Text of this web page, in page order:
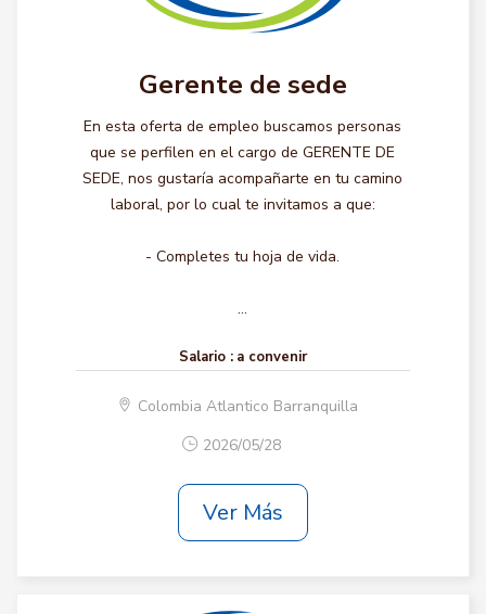
Gerente de sede
En esta oferta de empleo buscamos personas
que se perfilen en el cargo de GERENTE DE
SEDE, nos gustaría acompañarte en tu camino
laboral, por lo cual te invitamos a que:
- Completes tu hoja de vida.
...
Salario : a convenir
Colombia Atlantico Barranquilla
2026/05/28
Ver Más